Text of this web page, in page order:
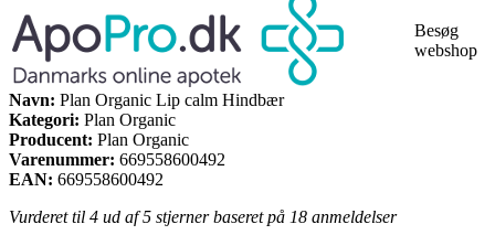
Besøg
webshop
Navn: Plan Organic Lip calm Hindbær
Kategori: Plan Organic
Producent: Plan Organic
Varenummer: 669558600492
EAN: 669558600492
Vurderet til 4 ud af 5 stjerner baseret på 18 anmeldelser